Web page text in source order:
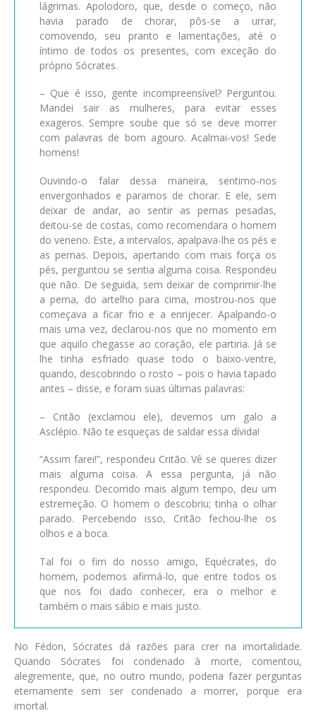
lágrimas. Apolodoro, que, desde o começo, não
havia parado de chorar, pôs-se a urrar,
comovendo, seu pranto e lamentações, até o
íntimo de todos os presentes, com exceção do
próprio Sócrates.
– Que é isso, gente incompreensível? Perguntou.
Mandei sair as mulheres, para evitar esses
exageros. Sempre soube que só se deve morrer
com palavras de bom agouro. Acalmai-vos! Sede
homens!
Ouvindo-o falar dessa maneira, sentimo-nos
envergonhados e paramos de chorar. E ele, sem
deixar de andar, ao sentir as pernas pesadas,
deitou-se de costas, como recomendara o homem
do veneno. Este, a intervalos, apalpava-lhe os pés e
as pernas. Depois, apertando com mais força os
pés, perguntou se sentia alguma coisa. Respondeu
que não. De seguida, sem deixar de comprimir-lhe
a perna, do artelho para cima, mostrou-nos que
começava a ficar frio e a enrijecer. Apalpando-o
mais uma vez, declarou-nos que no momento em
que aquilo chegasse ao coração, ele partiria. Já se
lhe tinha esfriado quase todo o baixo-ventre,
quando, descobrindo o rosto – pois o havia tapado
antes – disse, e foram suas últimas palavras:
– Critão (exclamou ele), devemos um galo a
Asclépio. Não te esqueças de saldar essa dívida!
“Assim farei!”, respondeu Critão. Vê se queres dizer
mais alguma coisa. A essa pergunta, já não
respondeu. Decorrido mais algum tempo, deu um
estremeção. O homem o descobriu; tinha o olhar
parado. Percebendo isso, Critão fechou-lhe os
olhos e a boca.
Tal foi o fim do nosso amigo, Equécrates, do
homem, podemos afirmá-lo, que entre todos os
que nos foi dado conhecer, era o melhor e
também o mais sábio e mais justo.
No Fédon, Sócrates dá razões para crer na imortalidade.
Quando Sócrates foi condenado à morte, comentou,
alegremente, que, no outro mundo, poderia fazer perguntas
eternamente sem ser condenado a morrer, porque era
imortal.